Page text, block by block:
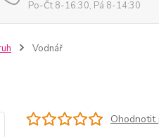
Po-Čt 8-16:30, Pá 8-14:30
Vodnář
Ohodnotit